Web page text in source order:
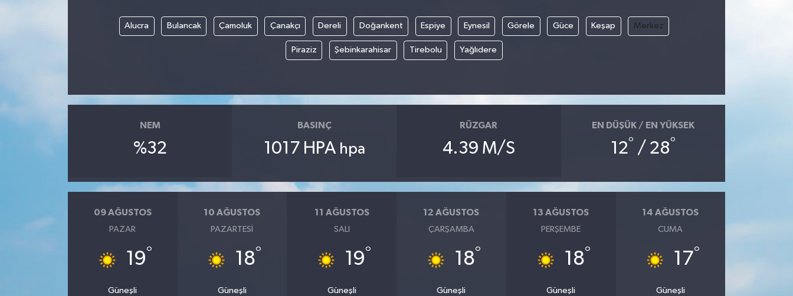
Alucra Bulancak Çamoluk Çanakçı Dereli Doğankent Espiye Eynesil Görele Güce Keşap Merkez
Piraziz Şebinkarahisar Tirebolu Yağlıdere
NEM
%32
BASINÇ
1017 HPA hpa
RÜZGAR
4.39 M/S
EN DÜŞÜK / EN YÜKSEK
12° / 28°
09 AĞUSTOS
PAZAR
19°
Güneşli
10 AĞUSTOS
PAZARTESI
18°
Güneşli
11 AĞUSTOS
SALI
19°
Güneşli
12 AĞUSTOS
ÇARŞAMBA
18°
Güneşli
13 AĞUSTOS
PERŞEMBE
18°
Güneşli
14 AĞUSTOS
CUMA
17°
Güneşli